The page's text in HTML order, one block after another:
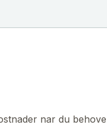
nar du